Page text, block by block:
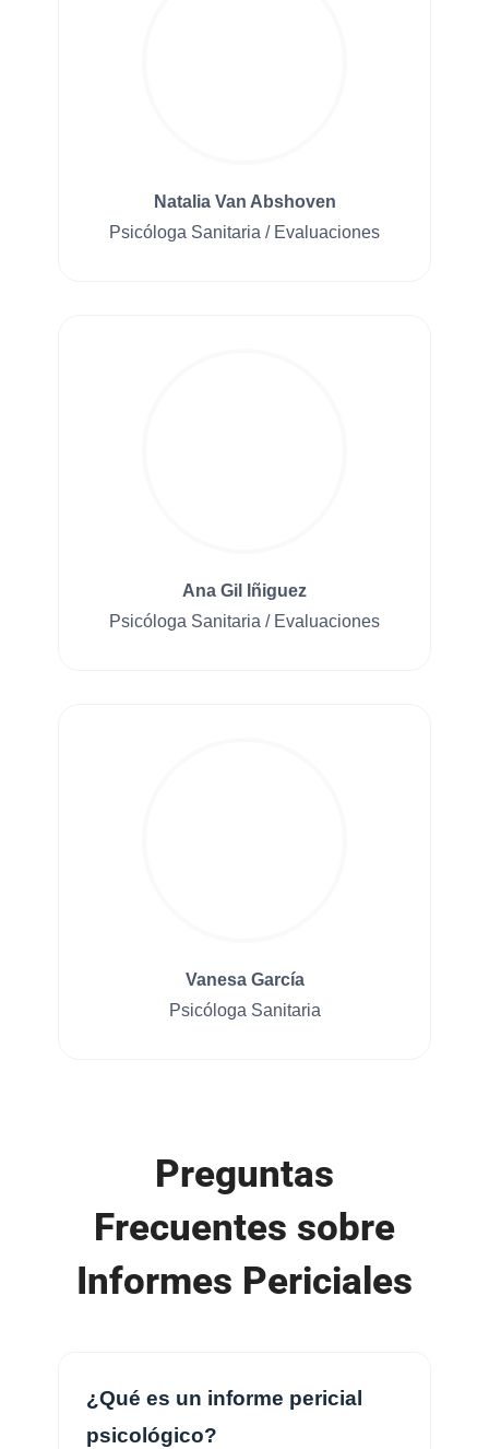
Natalia Van Abshoven
Psicóloga Sanitaria / Evaluaciones
Ana Gil Iñiguez
Psicóloga Sanitaria / Evaluaciones
Vanesa García
Psicóloga Sanitaria
Preguntas
Frecuentes sobre
Informes Periciales
¿Qué es un informe pericial
psicológico?